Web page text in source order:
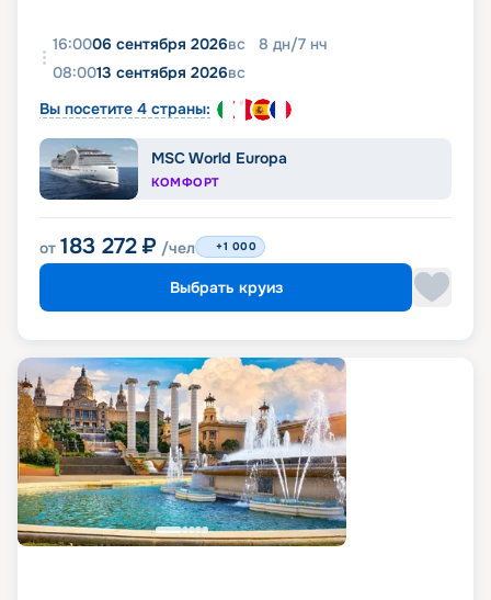
16:0006 сентября 2026вс 8 дн/7 нч
08:0013 сентября 2026вс
Вы посетите 4 страны:
MSC World Europa
КОМФОРТ
от 183 272 ₽ /чел +1 000
Выбрать круиз